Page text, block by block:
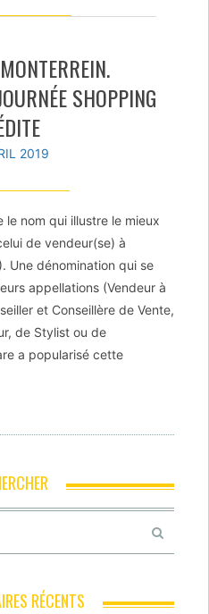
SHOPPING
2019
nom qui illustre le mieux
de vendeur(se) à
Une dénomination qui se
appellations (Vendeur à
et Conseillère de Vente,
de Stylist ou de
a popularisé cette
RÉCENTS